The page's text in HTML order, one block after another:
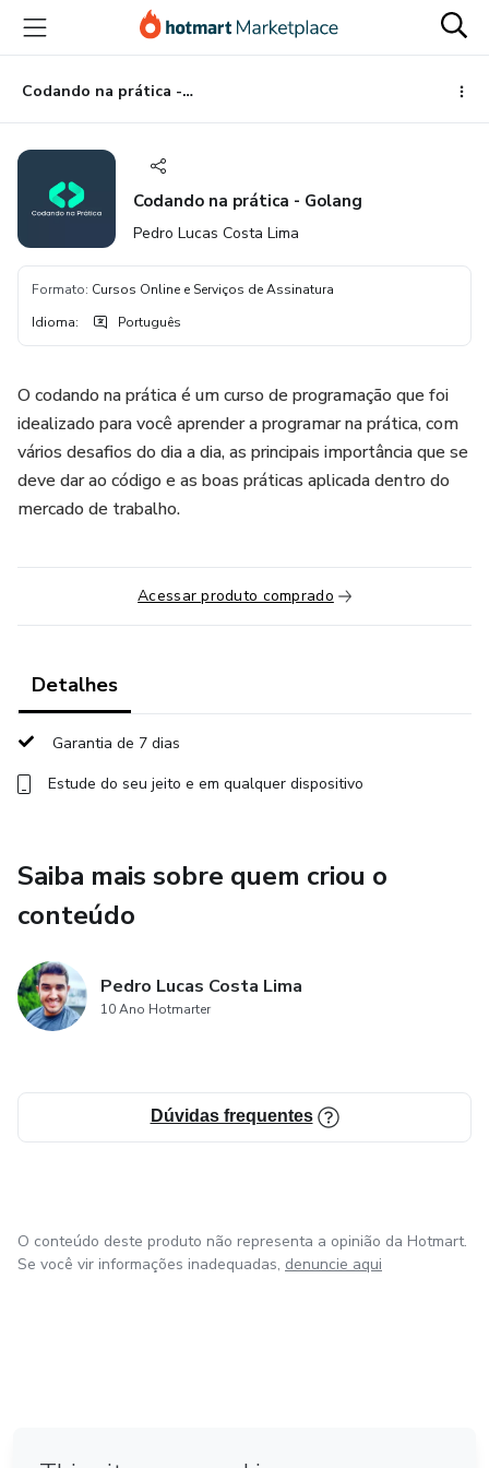
para
conteúdo
principal
para
pagamento
para
rodapé
Codando na prática - Golang
Codando na prática - Golang
Pedro Lucas Costa Lima
Formato: Cursos Online e Serviços de Assinatura
Idioma: Português
O codando na prática é um curso de programação que foi
idealizado para você aprender a programar na prática, com
vários desafios do dia a dia, as principais importância que se
deve dar ao código e as boas práticas aplicada dentro do
mercado de trabalho.
Acessar produto comprado
Detalhes
Garantia de 7 dias
Estude do seu jeito e em qualquer dispositivo
Saiba mais sobre quem criou o
conteúdo
Pedro Lucas Costa Lima
10 Ano Hotmarter
Dúvidas frequentes
O conteúdo deste produto não representa a opinião da Hotmart.
Se você vir informações inadequadas, denuncie aqui